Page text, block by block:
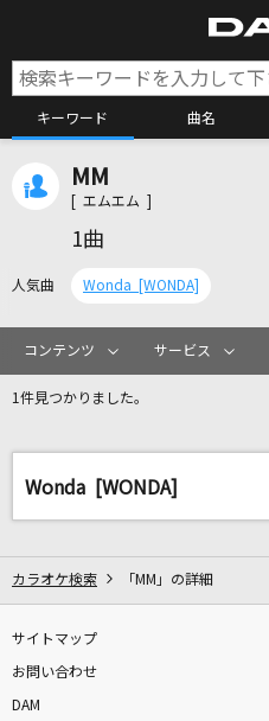
キーワード 曲名
カラオケ
リアルタイムで歌
ラフ×ラフ
[生音]ロビンソン
MM
[ エムエム ]
1曲
人気曲 Wonda [WONDA]
コンテンツ サービス
1件見つかりました。
Wonda [WONDA]
カラオケ検索 「MM」の詳細
サイトマップ
お問い合わせ
DAM